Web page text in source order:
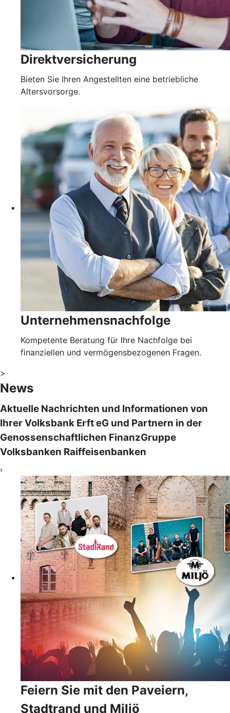
Direktversicherung
Bieten Sie Ihren Angestellten eine betriebliche
Altersvorsorge.
Unternehmensnachfolge
Kompetente Beratung für Ihre Nachfolge bei
finanziellen und vermögensbezogenen Fragen.
>
News
Aktuelle Nachrichten und Informationen von
Ihrer Volksbank Erft eG und Partnern in der
Genossenschaftlichen FinanzGruppe
Volksbanken Raiffeisenbanken
‹
Feiern Sie mit den Paveiern,
Stadtrand und Miljö